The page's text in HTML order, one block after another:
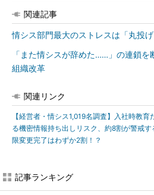
関連記事
情シス部門最大のストレスは「丸投
「また情シスが辞めた……」の連鎖
組織改革
関連リンク
【経営者・情シス1,019名調査】入社時教
る機密情報持ち出しリスク、約8割が警戒
限変更完了はわずか2割！？
記事ランキング